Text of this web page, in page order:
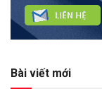
Bài viết mới